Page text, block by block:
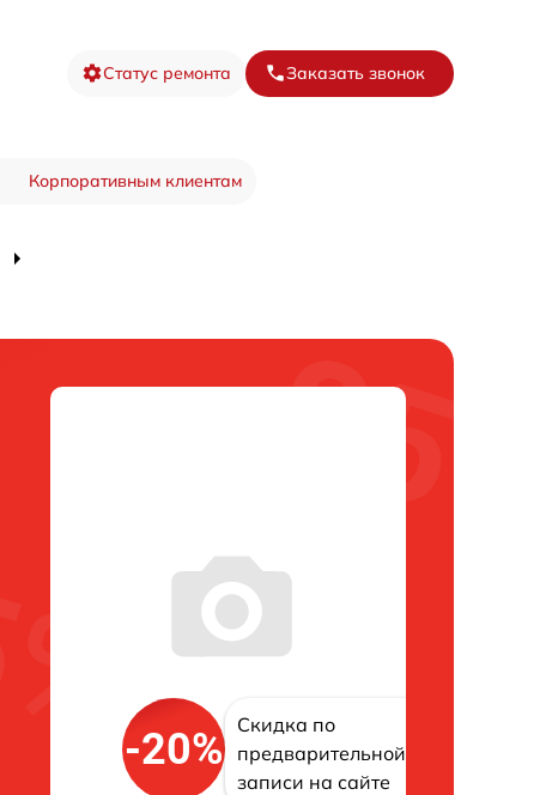
Статус ремонта Заказать звонок
Корпоративным клиентам
-20%
Скидка по
предварительной
записи на сайте